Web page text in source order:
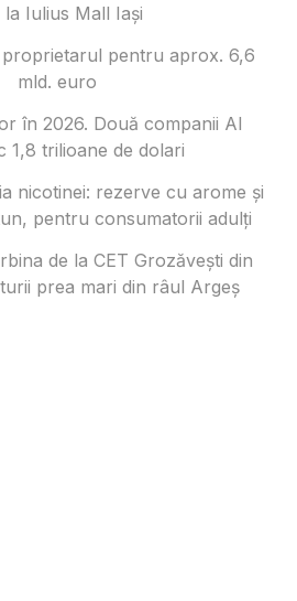
la Iulius Mall Iași
pentru aprox. 6,6
mld. euro
în 2026. Două companii AI
1,8 trilioane de dolari
nicotinei: rezerve cu arome și
pentru consumatorii adulți
de la CET Grozăvești din
prea mari din râul Argeș